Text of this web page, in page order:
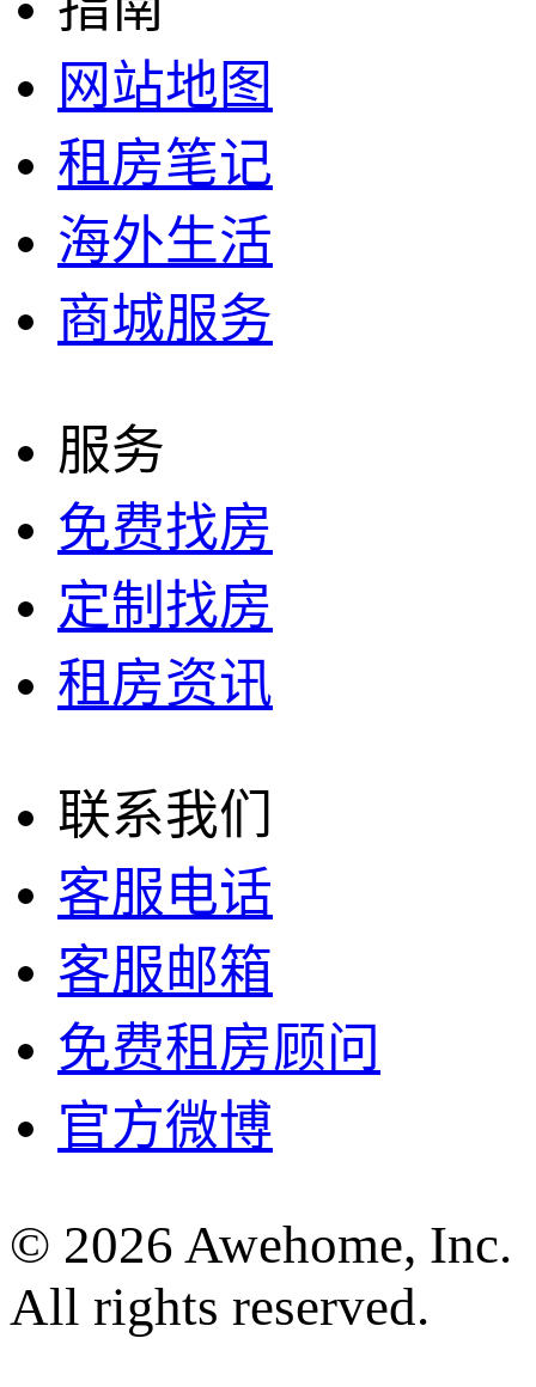
网站地图
租房笔记
海外生活
商城服务
服务
免费找房
定制找房
租房资讯
联系我们
客服电话
客服邮箱
免费租房顾问
官方微博
© 2026 Awehome, Inc.
All rights reserved.